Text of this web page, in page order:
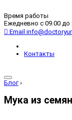
Время работы
Ежедневно с 09.00 до
Email
Контакты
Блог ›
Мука из